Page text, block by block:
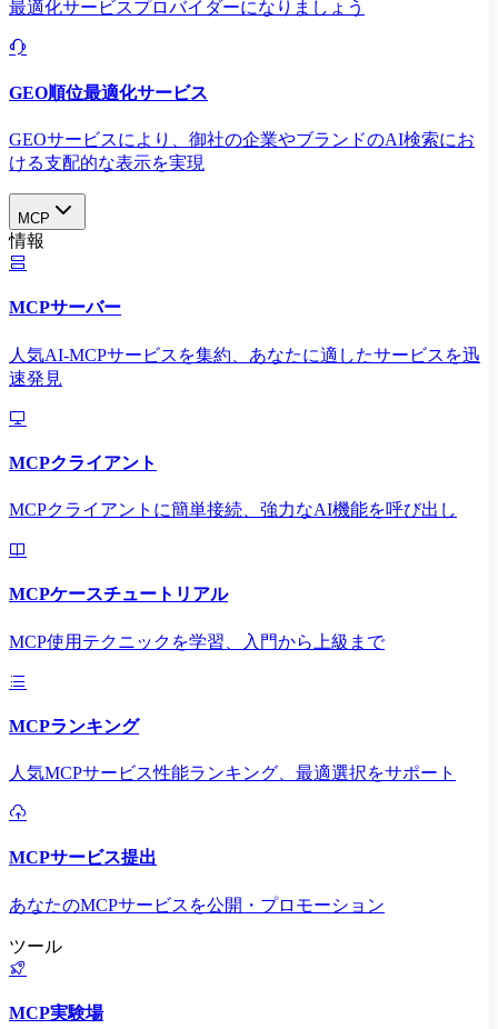
最適化サービスプロバイダーになりましょう
GEO順位最適化サービス
GEOサービスにより、御社の企業やブランドのAI検索にお
ける支配的な表示を実現​
MCP
情報
MCPサーバー
人気AI-MCPサービスを集約、あなたに適したサービスを迅
速発見
MCPクライアント
MCPクライアントに簡単接続、強力なAI機能を呼び出し
MCPケースチュートリアル
MCP使用テクニックを学習、入門から上級まで
MCPランキング
人気MCPサービス性能ランキング、最適選択をサポート
MCPサービス提出
あなたのMCPサービスを公開・プロモーション
ツール
MCP実験場